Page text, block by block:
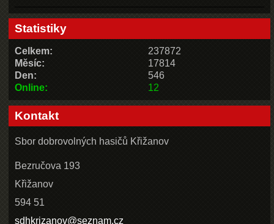
Statistiky
Online: 12
Celkem:
237872
Měsíc:
17814
Den:
546
Kontakt
Sbor dobrovolných hasičů Křižanov
Bezručova 193
Křižanov
594 51
sdhkrizanov@seznam.cz